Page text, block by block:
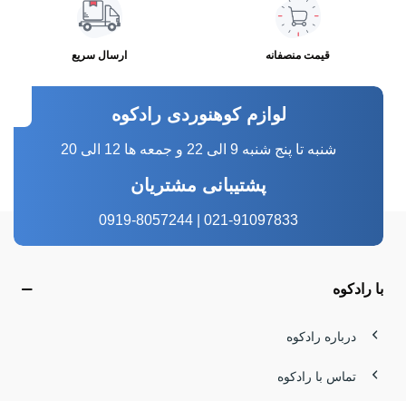
قیمت منصفانه ارسال سریع
لوازم کوهنوردی رادکوه
شنبه تا پنج شنبه 9 الی 22 و جمعه ها 12 الی 20
پشتیبانی مشتریان
021-91097833 | 0919-8057244
با رادکوه
درباره رادکوه
تماس با رادکوه